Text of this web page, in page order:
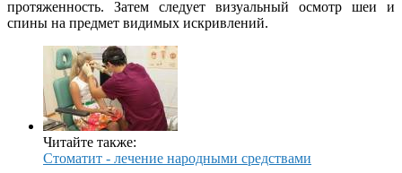
протяженность. Затем следует визуальный осмотр шеи и
спины на предмет видимых искривлений.
Читайте также:
Стоматит - лечение народными средствами